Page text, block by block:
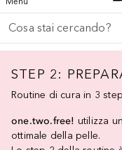
Torna indietro
Esegui ricerca
STEP 2:
Routine di cura in 3 step
one.two.free! utilizza
ottimale della pelle.